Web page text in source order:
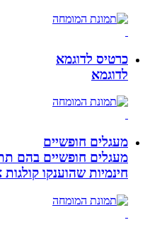
כרטיס לדוגמא
לדוגמא
מעגלים חופשיים
מעגלים חופשיים בהם תת
חינמיות שהוענקו קולגות או